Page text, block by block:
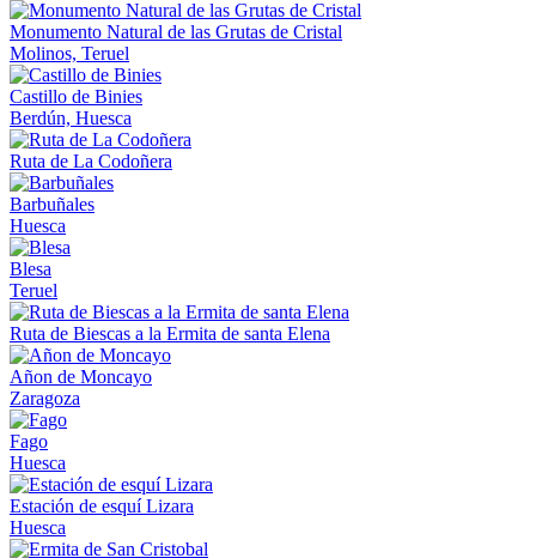
Monumento Natural de las Grutas de Cristal
Molinos, Teruel
Castillo de Binies
Berdún, Huesca
Ruta de La Codoñera
Barbuñales
Huesca
Blesa
Teruel
Ruta de Biescas a la Ermita de santa Elena
Añon de Moncayo
Zaragoza
Fago
Huesca
Estación de esquí Lizara
Huesca